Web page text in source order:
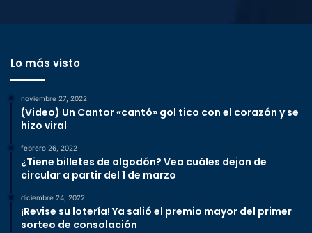
Lo más visto
noviembre 27, 2022
(Video) Un Cantor «cantó» gol tico con el corazón y se
hizo viral
febrero 26, 2022
¿Tiene billetes de algodón? Vea cuáles dejan de
circular a partir del 1 de marzo
diciembre 24, 2022
¡Revise su lotería! Ya salió el premio mayor del primer
sorteo de consolación